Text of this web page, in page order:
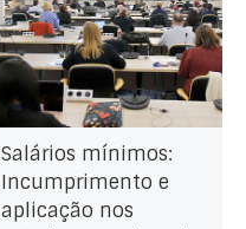
Salários mínimos:
Incumprimento e
aplicação nos